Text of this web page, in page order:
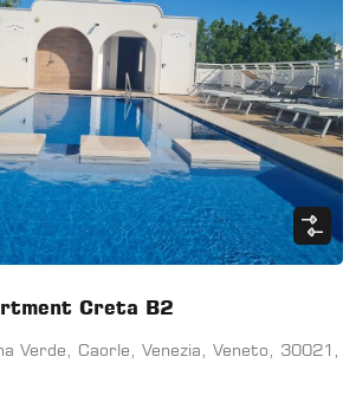
Creta B2
Verde, Caorle, Venezia, Veneto, 30021,